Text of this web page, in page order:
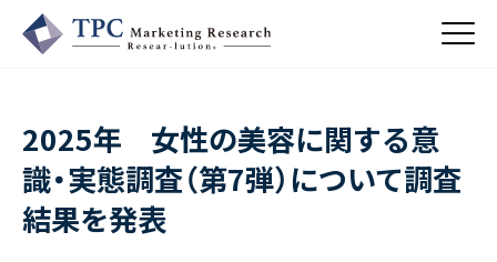
About Us ／ TPCについて
私たちの強み
Business
2025年 女性の美容に関する意
識・実態調査（第7弾）について調査
結果を発表